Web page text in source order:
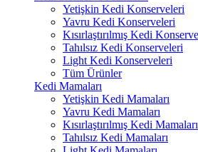
Yetişkin Kedi Konserveleri
Yavru Kedi Konserveleri
Kısırlaştırılmış Kedi
Tahılsız Kedi Konserveleri
Light Kedi Konserveleri
Tüm Ürünler
Kedi Mamaları
Yetişkin Kedi Mamaları
Yavru Kedi Mamaları
Kısırlaştırılmış Kedi Mamaları
Tahılsız Kedi Mamaları